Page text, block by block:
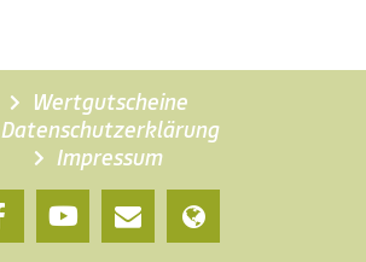
Wertgutscheine
Datenschutzerklärung
Impressum